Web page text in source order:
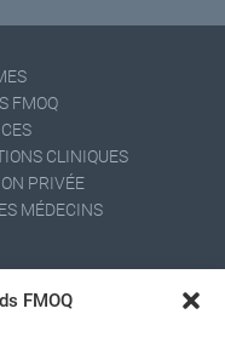
FMOQ
FMOQ
CLINIQUES
PRIVÉE
MÉDECINS